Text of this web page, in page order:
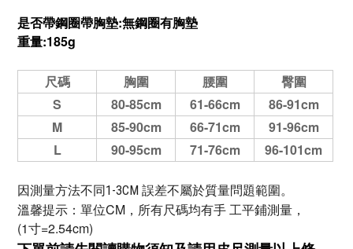
是否帶鋼圈帶胸墊:無鋼圈有胸墊
重量:185g
尺碼 胸圍 腰圍
臀圍
S
80-85cm 61-66cm
86-91cm
M
85-90cm 66-71cm
91-96cm
L
90-95cm 71-76cm 96-101cm
因測量方法不同1-3CM 誤差不屬於質量問題範圍。
溫馨提示：單位CM，所有尺碼均有手 工平鋪測量，
(1寸=2.54cm)